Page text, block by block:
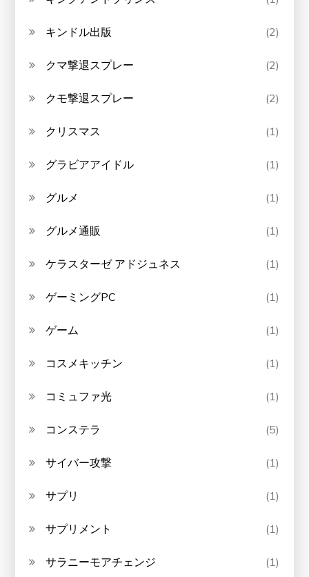
キンドル出版 (2)
クマ撃退スプレー (2)
クモ撃退スプレー (2)
クリスマス (1)
グラビアアイドル (1)
グルメ (1)
グルメ通販 (1)
ケラスターゼ アドジュネス (1)
ゲーミングPC (1)
ゲーム (1)
コスメキッチン (1)
コミュファ光 (1)
コンステラ (5)
サイバー攻撃 (1)
サプリ (1)
サプリメント (1)
サラニーモアチェンジ (1)